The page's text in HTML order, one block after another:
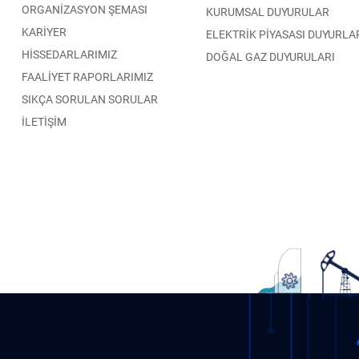
ORGANİZASYON ŞEMASI
KARİYER
HİSSEDARLARIMIZ
FAALİYET RAPORLARIMIZ
SIKÇA SORULAN SORULAR
İLETİŞİM
KURUMSAL DUYURULAR
ELEKTRİK PİYASASI
DOĞAL GAZ DUYURULARI